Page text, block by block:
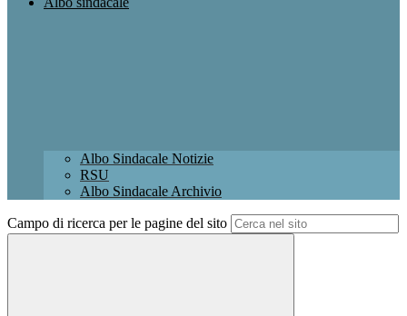
Albo Sindacale Notizie
RSU
Albo Sindacale Archivio
Campo di ricerca per le pagine del sito